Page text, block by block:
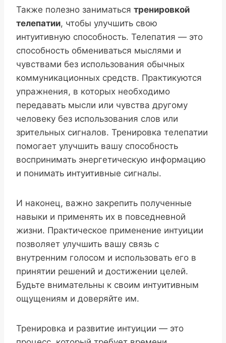
Также полезно заниматься тренировкой
телепатии, чтобы улучшить свою
интуитивную способность. Телепатия — это
способность обмениваться мыслями и
чувствами без использования обычных
коммуникационных средств. Практикуются
упражнения, в которых необходимо
передавать мысли или чувства другому
человеку без использования слов или
зрительных сигналов. Тренировка телепатии
помогает улучшить вашу способность
воспринимать энергетическую информацию
и понимать интуитивные сигналы.
И наконец, важно закрепить полученные
навыки и применять их в повседневной
жизни. Практическое применение интуиции
позволяет улучшить вашу связь с
внутренним голосом и использовать его в
принятии решений и достижении целей.
Будьте внимательны к своим интуитивным
ощущениям и доверяйте им.
Тренировка и развитие интуиции — это